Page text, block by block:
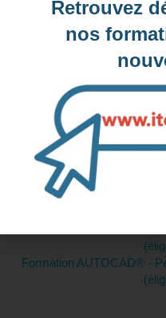
Intra-
Contactez-nous
Formation AUTOCAD® -
Retrouvez
nos